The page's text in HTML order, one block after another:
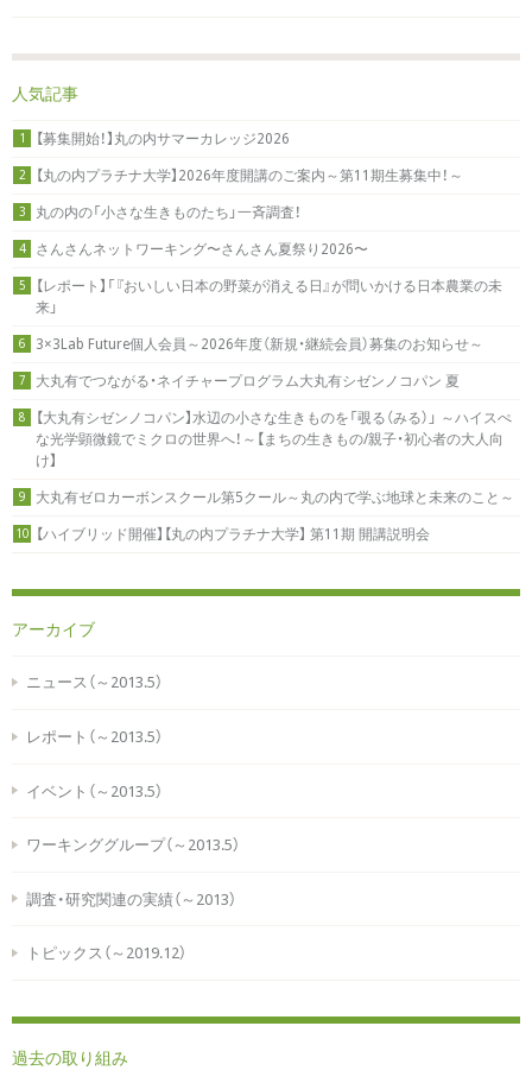
人気記事
1 【募集開始！】丸の内サマーカレッジ2026
2 【丸の内プラチナ大学】2026年度開講のご案内～第11期生募集中！～
3 丸の内の「小さな生きものたち」一斉調査！
4 さんさんネットワーキング〜さんさん夏祭り2026〜
5
【レポート】「『おいしい日本の野菜が消える日』が問いかける日本農業の未
来」
6 3×3Lab Future個人会員～2026年度（新規・継続会員）募集のお知らせ～
7 大丸有でつながる・ネイチャープログラム大丸有シゼンノコパン 夏
8
【大丸有シゼンノコパン】水辺の小さな生きものを「覗る（みる）」 ～ハイスぺ
な光学顕微鏡でミクロの世界へ！～【まちの生きもの/親子・初心者の大人向
け】
9 大丸有ゼロカーボンスクール第5クール～丸の内で学ぶ地球と未来のこと～
10 【ハイブリッド開催】【丸の内プラチナ大学】 第11期 開講説明会
アーカイブ
ニュース（～2013.5）
レポート（～2013.5）
イベント（～2013.5）
ワーキンググループ（～2013.5）
調査・研究関連の実績（～2013）
トピックス（～2019.12）
過去の取り組み